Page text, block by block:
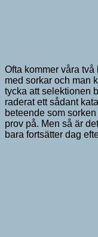
Ofta kommer våra två
med sorkar och man
tycka att selektionen
raderat ett sådant
beteende som
prov på. Men så är
bara fortsätter dag